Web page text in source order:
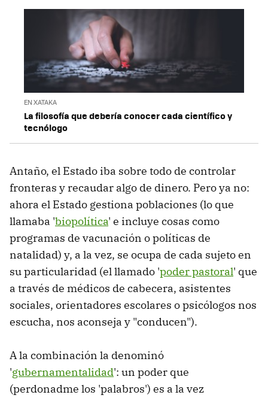
EN XATAKA
La filosofía que debería conocer cada científico y
tecnólogo
Antaño, el Estado iba sobre todo de controlar
fronteras y recaudar algo de dinero. Pero ya no:
ahora el Estado gestiona poblaciones (lo que
llamaba 'biopolítica' e incluye cosas como
programas de vacunación o políticas de
natalidad) y, a la vez, se ocupa de cada sujeto en
su particularidad (el llamado 'poder pastoral' que
a través de médicos de cabecera, asistentes
sociales, orientadores escolares o psicólogos nos
escucha, nos aconseja y "conducen").
A la combinación la denominó
'gubernamentalidad': un poder que
(perdonadme los 'palabros') es a la vez